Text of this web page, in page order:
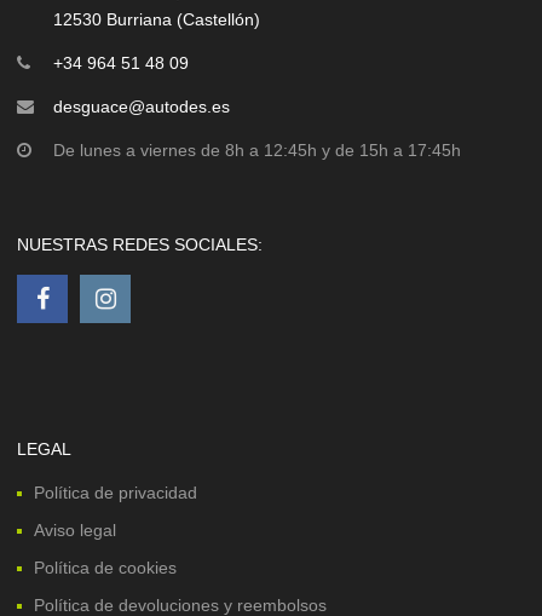
12530 Burriana (Castellón)
+34 964 51 48 09
desguace@autodes.es
De lunes a viernes de 8h a 12:45h y de 15h a 17:45h
NUESTRAS REDES SOCIALES:
LEGAL
Política de privacidad
Aviso legal
Política de cookies
Política de devoluciones y reembolsos